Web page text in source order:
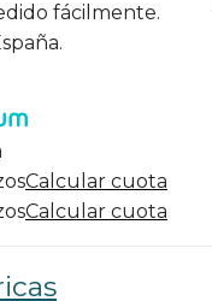
fácilmente.
Calcular cuota
Calcular cuota